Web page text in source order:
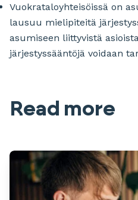
Vuokrataloyhteisöissä on
lausuu mielipiteitä
asumiseen liittyvistä
järjestyssääntöjä voidaan
Read more